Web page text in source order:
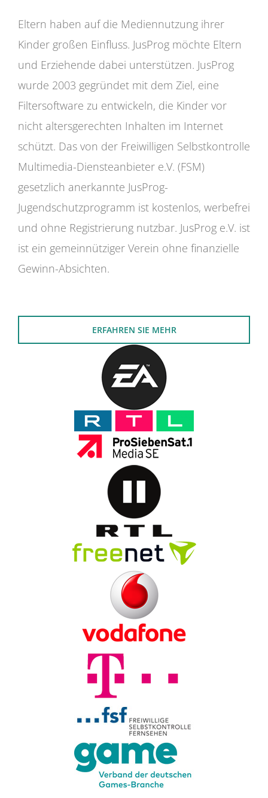
Eltern haben auf die Mediennutzung ihrer
Kinder großen Einfluss. JusProg möchte Eltern
und Erziehende dabei unterstützen. JusProg
wurde 2003 gegründet mit dem Ziel, eine
Filtersoftware zu entwickeln, die Kinder vor
nicht altersgerechten Inhalten im Internet
schützt. Das von der Freiwilligen Selbstkontrolle
Multimedia-Diensteanbieter e.V. (FSM)
gesetzlich anerkannte JusProg-
Jugendschutzprogramm ist kostenlos, werbefrei
und ohne Registrierung nutzbar. JusProg e.V. ist
ist ein gemeinnütziger Verein ohne finanzielle
Gewinn-Absichten.
ERFAHREN SIE MEHR